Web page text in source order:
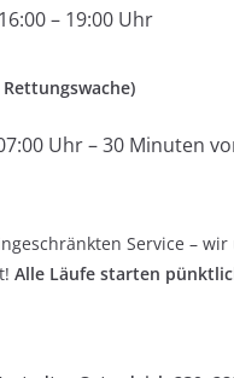
16:00 – 19:00 Uhr
Uhr – 30 Minuten
Service –
Alle Läufe starten